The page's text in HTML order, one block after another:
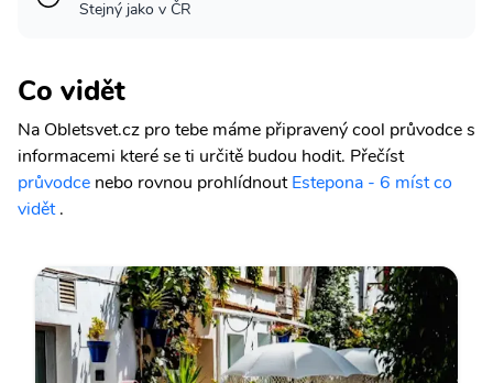
Stejný jako v ČR
Co vidět
Na Obletsvet.cz pro tebe máme připravený cool průvodce s
informacemi které se ti určitě budou hodit. Přečíst
průvodce nebo rovnou prohlídnoutEstepona - 6 míst co
vidět.